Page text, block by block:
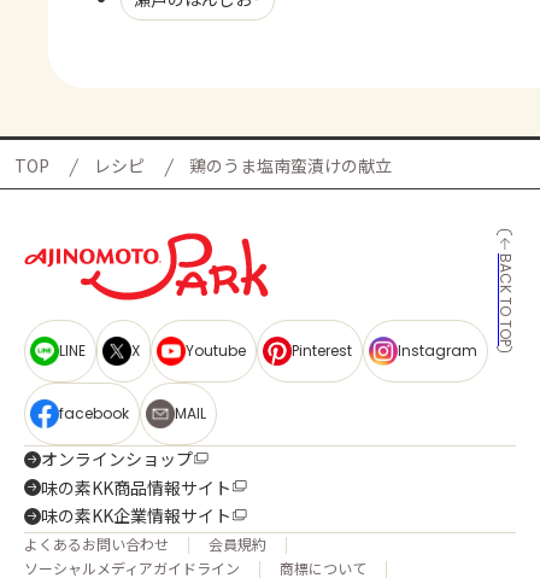
TOP レシピ 鶏のうま塩南蛮漬けの献立
BACK TO TOP
LINE X Youtube Pinterest Instagram
facebook MAIL
オンラインショップ
味の素KK商品情報サイト
味の素KK企業情報サイト
よくあるお問い合わせ
会員規約
ソーシャルメディアガイドライン
商標について